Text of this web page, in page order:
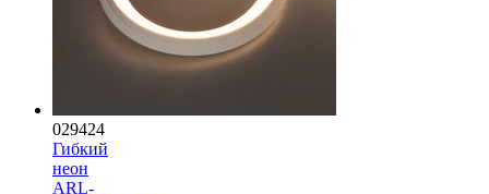
029424
Гибкий
неон
ARL-